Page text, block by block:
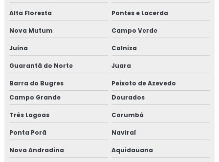
Alta Floresta Pontes e Lacerda
Nova Mutum Campo Verde
Juína Colniza
Guarantã do Norte Juara
Barra do Bugres
Peixoto de Azevedo
Campo Grande
Dourados
Três Lagoas Corumbá
Ponta Porã Naviraí
Nova Andradina Aquidauana